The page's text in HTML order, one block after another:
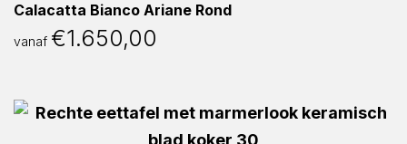
Calacatta Bianco Ariane Rond
vanaf €1.650,00